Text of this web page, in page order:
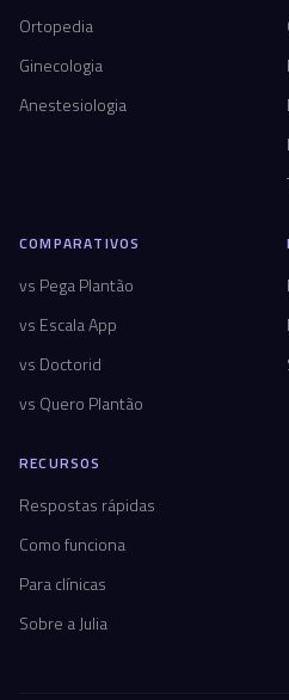
Ortopedia
Ginecologia
Anestesiologia
COMPARATIVOS
vs Pega Plantão
vs Escala App
vs Doctorid
vs Quero Plantão
RECURSOS
Respostas rápidas
Como funciona
Para clínicas
Sobre a Julia